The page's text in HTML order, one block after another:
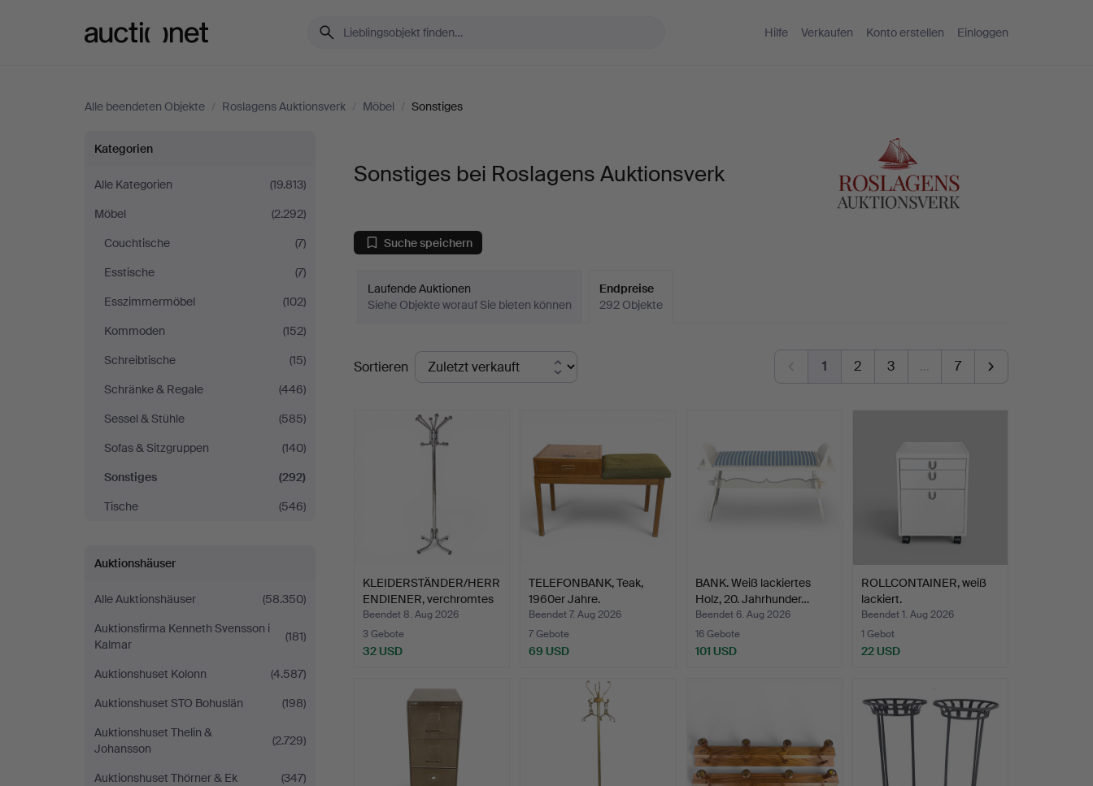
Hilfe Verkaufen Konto erstellen Einloggen
Alle beendeten Objekte / Roslagens Auktionsverk / Möbel / Sonstiges
Sonstiges
bei
Roslagens
Auktionsverk
Kategorien
Alle Kategorien
(19.813)
Möbel
(2.292)
Couchtische
(7)
Esstische
(7)
Esszimmermöbel
(102)
Kommoden
(152)
Schreibtische
(15)
Schränke & Regale
(446)
Sessel & Stühle
(585)
Sofas & Sitzgruppen
(140)
Sonstiges
(292)
Tische
(546)
Auktionshäuser
Alle Auktionshäuser
(58.350)
Auktionsfirma Kenneth Svensson i
Kalmar
(181)
Auktionshuset Kolonn
(4.587)
Auktionshuset STO Bohuslän
(198)
Auktionshuset Thelin &
Johansson
(2.729)
Auktionshuset Thörner & Ek
(347)
Sonstiges bei Roslagens Auktionsverk
Suche speichern
Laufende Auktionen
Siehe Objekte worauf Sie bieten können
Endpreise
292 Objekte
Endpreise
Sortieren 1 2 3 … 7
KLEIDERSTÄNDER/HERR
ENDIENER, verchromtes
M…
Beendet 8. Aug 2026
3 Gebote
32 USD
TELEFONBANK, Teak,
1960er Jahre.
Beendet 7. Aug 2026
7 Gebote
69 USD
BANK. Weiß lackiertes
Holz, 20. Jahrhunder…
Beendet 6. Aug 2026
16 Gebote
101 USD
ROLLCONTAINER, weiß
lackiert.
Beendet 1. Aug 2026
1 Gebot
22 USD